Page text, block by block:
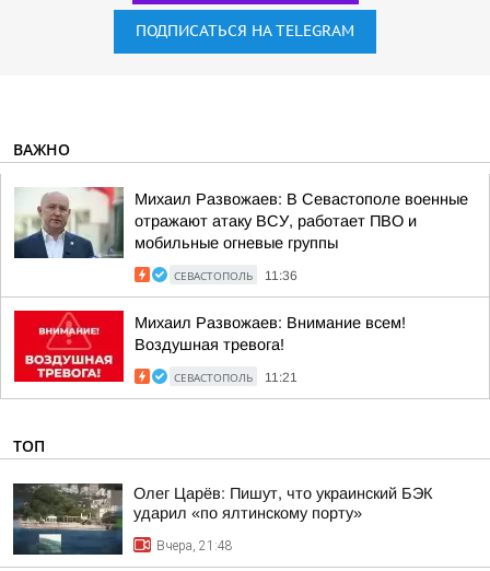
ПОДПИСАТЬСЯ НА TELEGRAM
ВАЖНО
Михаил Развожаев: В Севастополе военные
отражают атаку ВСУ, работает ПВО и
мобильные огневые группы
СЕВАСТОПОЛЬ 11:36
Михаил Развожаев: Внимание всем!
Воздушная тревога!
СЕВАСТОПОЛЬ 11:21
ТОП
Олег Царёв: Пишут, что украинский БЭК
ударил «по ялтинскому порту»
Вчера, 21:48